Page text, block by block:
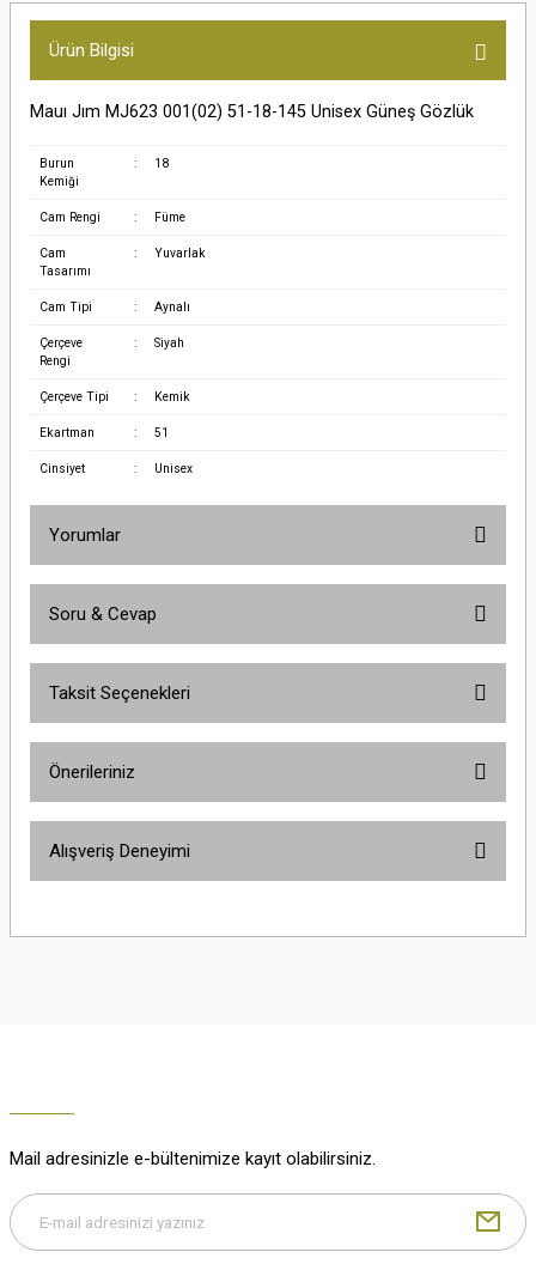
Ürün Bilgisi
Mauı Jım MJ623 001(02) 51-18-145 Unisex Güneş Gözlük
Burun
Kemiği
: 18
Cam Rengi : Füme
Cam
Tasarımı
: Yuvarlak
Cam Tipi : Aynalı
Çerçeve
Rengi
: Siyah
Çerçeve Tipi : Kemik
Ekartman : 51
Cinsiyet : Unisex
Yorumlar
Soru & Cevap
Taksit Seçenekleri
Önerileriniz
yetersiz gördüğünüz noktaları öneri formunu kullanarak tarafımıza
Gönder
Alışveriş Deneyimi
M... K... | 29/12/2025
Mail adresinizle e-bültenimize kayıt olabilirsiniz.